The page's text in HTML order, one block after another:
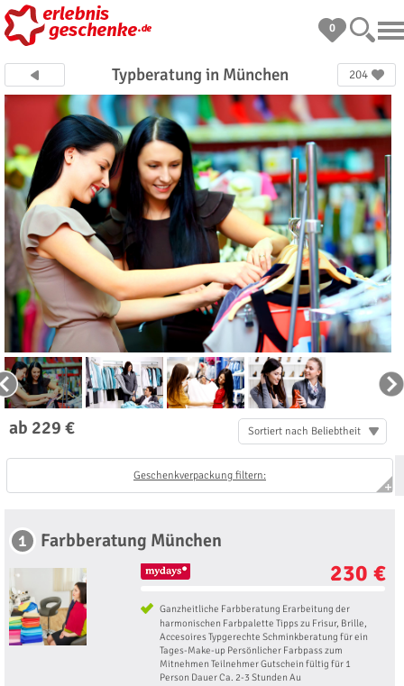
0
Typberatung in München 204
ab 229 € Sortiert nach Beliebtheit
Geschenkverpackung filtern:
1 Farbberatung München
230 €
Ganzheitliche Farbberatung Erarbeitung der
harmonischen Farbpalette Tipps zu Frisur, Brille,
Accesoires Typgerechte Schminkberatung für ein
Tages-Make-up Persönlicher Farbpass zum
Mitnehmen Teilnehmer Gutschein fültig für 1
Person Dauer Ca. 2-3 Stunden Au